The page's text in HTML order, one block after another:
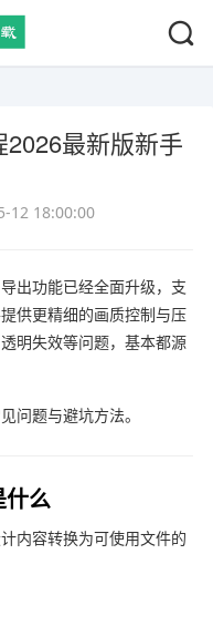
最新版新手
12 18:00:00
出功能已经全面升级，支
供更精细的画质控制与压
明失效等问题，基本都源
问题与避坑方法。
么
内容转换为可使用文件的